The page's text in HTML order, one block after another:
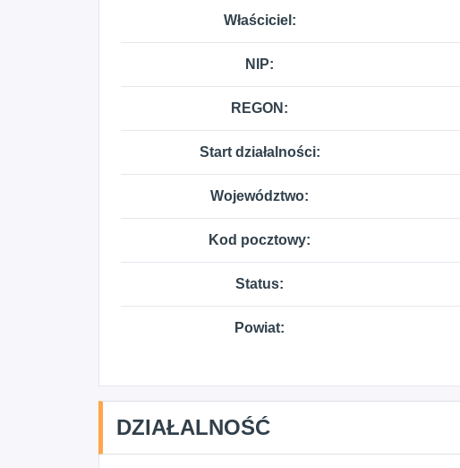
Właściciel:
NIP:
REGON:
Start działalności:
Województwo:
Kod pocztowy:
Status:
Powiat:
DZIAŁALNOŚĆ